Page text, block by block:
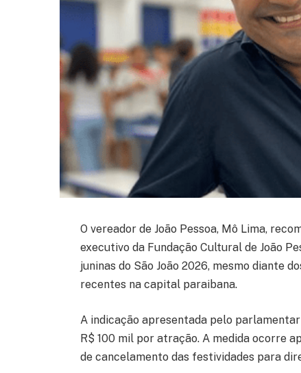
O vereador deJoão Pessoa, Mô Lima,
executivo da Fundação Cultural de João
juninas do São João 2026, mesmo diante
recentes na capital paraibana.
A indicação apresentada pelo
R$ 100 mil por atração. A medida ocorre
de cancelamento das festividades para